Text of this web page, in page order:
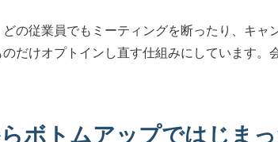
の従業員でもミーティングを断ったり、キ
だけオプトインし直す仕組みにしています
ボトムアップではじま